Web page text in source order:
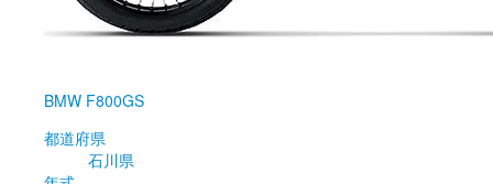
BMW F800GS
都道府県
石川県